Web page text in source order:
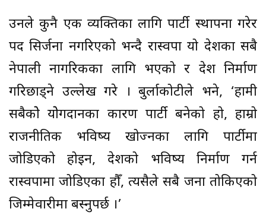
उनले कुनै एक व्यक्तिका लागि पार्टी स्थापना गरेर
पद सिर्जना नगरिएको भन्दै रास्वपा यो देशका सबै
नेपाली नागरिकका लागि भएको र देश निर्माण
गरिछाड्ने उल्लेख गरे । बुर्लाकोटीले भने, ‘हामी
सबैकोे योेगदानका कारण पार्टी बनेको हो, हाम्रो
राजनीतिक भविष्य खोज्नका लागि पार्टीमा
जोडिएको होइन, देशको भविष्य निर्माण गर्न
रास्वपामा जोडिएका हौँ, त्यसैले सबै जना तोकिएको
जिम्मेवारीमा बस्नुपर्छ ।’